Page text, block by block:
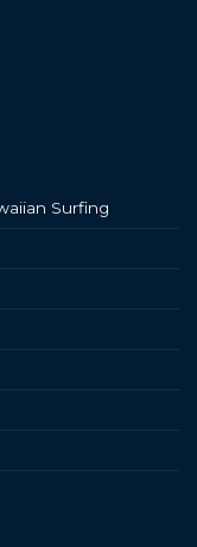
Surfing